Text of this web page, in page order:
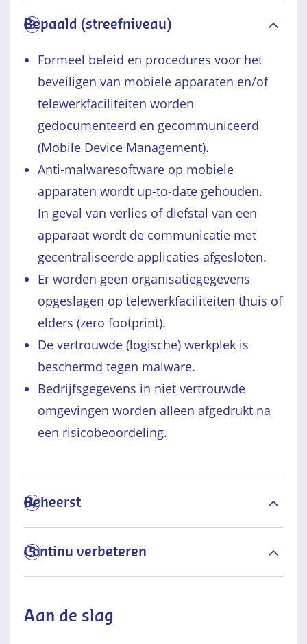
3
Bepaald (streefniveau)
Formeel beleid en procedures voor het
beveiligen van mobiele apparaten en/of
telewerkfaciliteiten worden
gedocumenteerd en gecommuniceerd
(Mobile Device Management).
Anti-malwaresoftware op mobiele
apparaten wordt up-to-date gehouden.
In geval van verlies of diefstal van een
apparaat wordt de communicatie met
gecentraliseerde applicaties afgesloten.
Er worden geen organisatiegegevens
opgeslagen op telewerkfaciliteiten thuis of
elders (zero footprint).
De vertrouwde (logische) werkplek is
beschermd tegen malware.
Bedrijfsgegevens in niet vertrouwde
omgevingen worden alleen afgedrukt na
een risicobeoordeling.
4
Beheerst
5
Continu verbeteren
Aan de slag